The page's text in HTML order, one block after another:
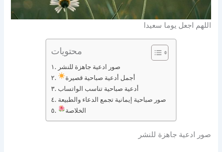
اللهم اجعل يوما سعيدا
محتويات
صور ادعية جاهزة للنشر
أجمل أدعية صباحية قصيرة
أدعية صباحية تناسب الواتساب
صور صباحية إيمانية تجمع الدعاء والطبيعة
الخلاصة
صور ادعية جاهزة للنشر